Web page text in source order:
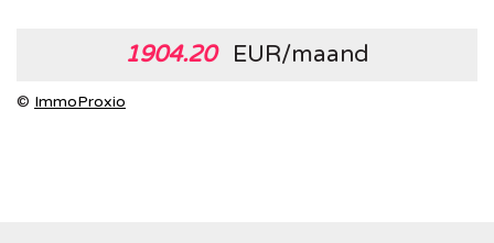
1904.20 EUR/maand
© ImmoProxio